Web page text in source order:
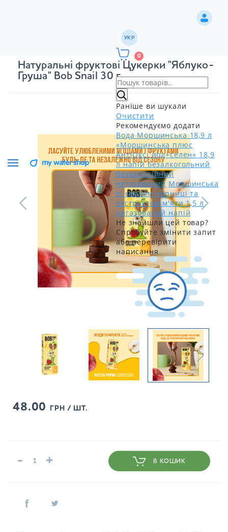
УКР
0
Раніше ви шукали
Очистити
Рекомендуємо додати
Вода Моршинська 18,9 л
«Моршинська плюс
АнтіОксі йод+селен» 18,9
л напій безалкогольний
безкалорійний
негазований Моршинська
зі смаком чорниці та
екстрактом м'яти 1,5 л
негазований напій
Не знайшли цей товар?
Спробуйте змінити запит
або перевірити
написання
Натуральні фруктові Цукерки "Яблуко-
Груша" Bоb Snail 30 г
48.00 ГРН / ШТ.
- + В КОШИК